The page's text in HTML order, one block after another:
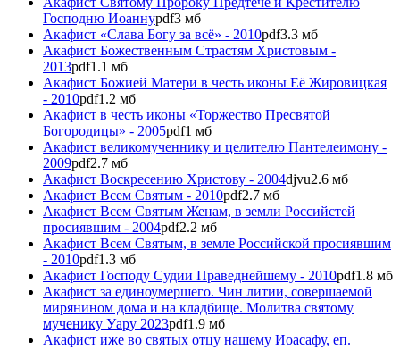
Господню Иоаннуpdf3 мб
Акафист «Слава Богу за всё» - 2010pdf3.3 мб
Акафист Божественным Страстям Христовым -
2013pdf1.1 мб
Акафист Божией Матери в честь иконы Её Жировицкая
- 2010pdf1.2 мб
Акафист в честь иконы «Торжество Пресвятой
Богородицы» - 2005pdf1 мб
Акафист великомученнику и целителю Пантелеимону -
2009pdf2.7 мб
Акафист Воскресению Христову - 2004djvu2.6 мб
Акафист Всем Святым - 2010pdf2.7 мб
Акафист Всем Святым Женам, в земли Российстей
просиявшим - 2004pdf2.2 мб
Акафист Всем Святым, в земле Российской просиявшим
- 2010pdf1.3 мб
Акафист Господу Судии Праведнейшему - 2010pdf1.8 мб
Акафист за единоумершего. Чин литии, совершаемой
мирянином дома и на кладбище. Молитва святому
мученику Уару 2023pdf1.9 мб
Акафист иже во святых отцу нашему Иоасафу, еп.